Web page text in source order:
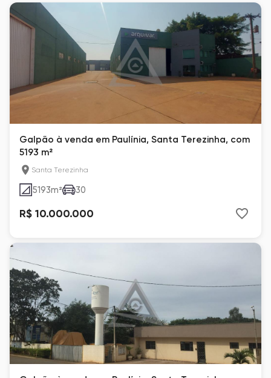
Galpão à venda em Paulínia, Santa Terezinha, com
5193 m²
Santa Terezinha
5193m² 30
R$ 10.000.000